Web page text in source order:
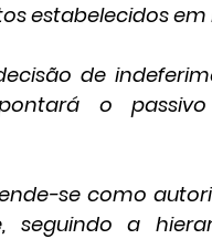
estabelecidos
de
o
se como
seguindo a